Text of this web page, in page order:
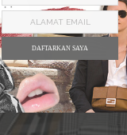
DAFTARKAN SAYA